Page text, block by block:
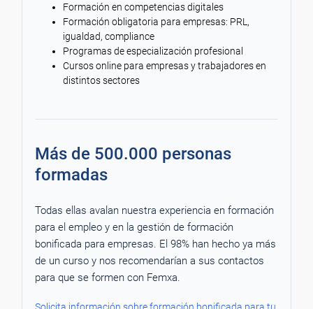
Formación en competencias digitales
Formación obligatoria para empresas: PRL,
igualdad, compliance
Programas de especialización profesional
Cursos online para empresas y trabajadores en
distintos sectores
Más de 500.000 personas
formadas
Todas ellas avalan nuestra experiencia en formación
para el empleo y en la gestión de formación
bonificada para empresas. El 98% han hecho ya más
de un curso y nos recomendarían a sus contactos
para que se formen con Femxa.